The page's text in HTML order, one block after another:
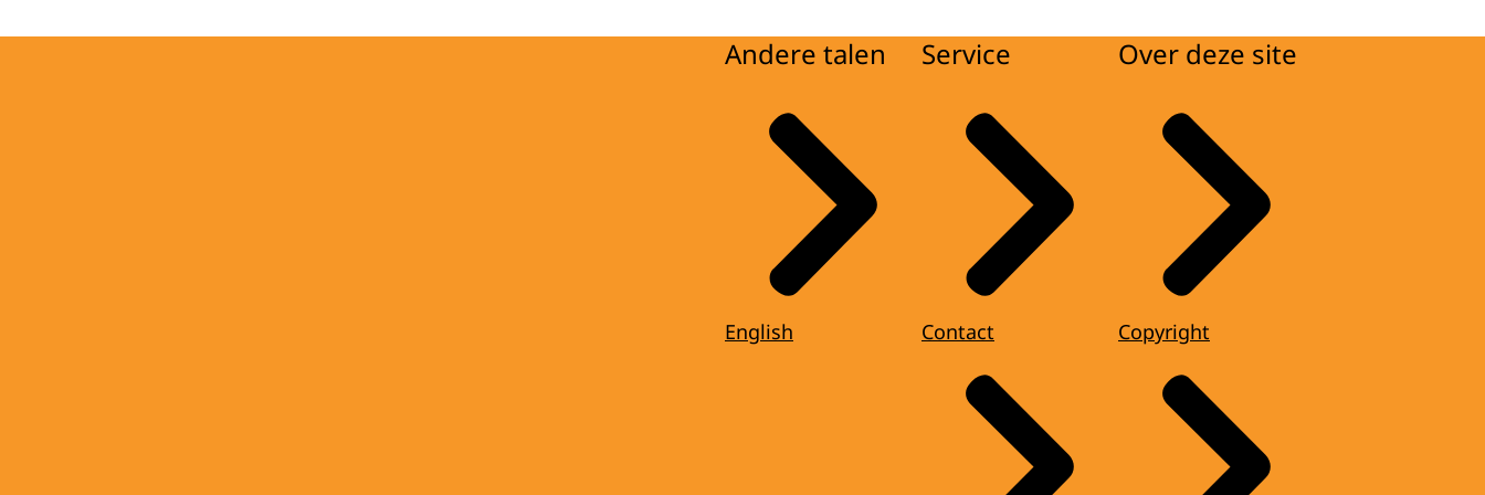
Andere talen
English
Service
Contact
Over deze site
Copyright